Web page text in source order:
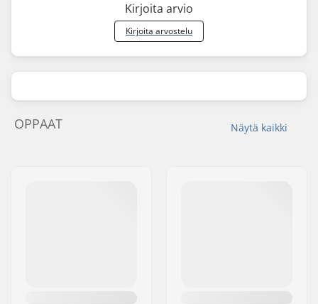
Kirjoita arvio
Kirjoita arvostelu
Näytä kaikki
OPPAAT